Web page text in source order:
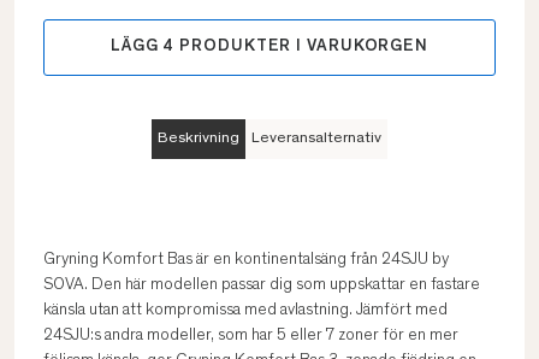
LÄGG 4 PRODUKTER I VARUKORGEN
Beskrivning Leveransalternativ
Gryning Komfort Bas är en kontinentalsäng från 24SJU by
SOVA. Den här modellen passar dig som uppskattar en fastare
känsla utan att kompromissa med avlastning. Jämfört med
24SJU:s andra modeller, som har 5 eller 7 zoner för en mer